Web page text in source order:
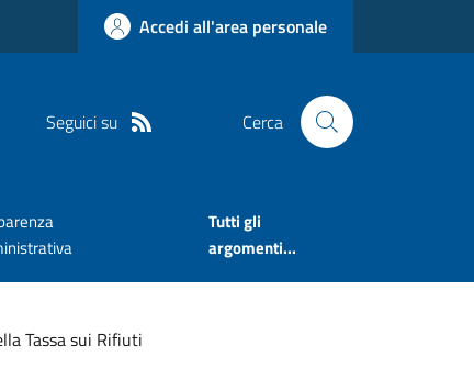
Accedi all'area personale
Seguici su Cerca
Tutti gli
argomenti...
Tassa sui Rifiuti